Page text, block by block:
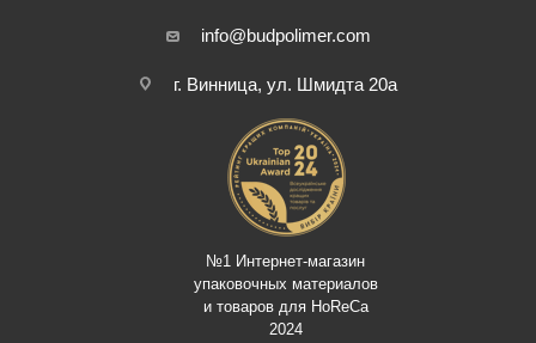
info@budpolimer.com
г. Винница, ул. Шмидта 20а
№1 Интернет-магазин
упаковочных материалов
и товаров для HoReCa
2024